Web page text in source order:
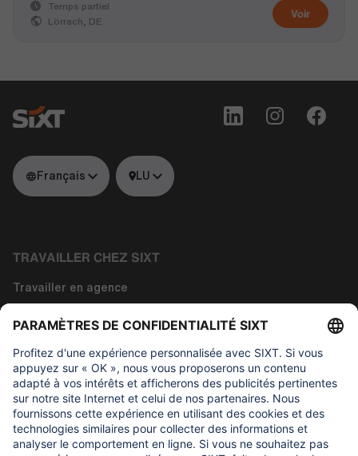
Voir
Temps partiel
Lörrach, DE
Français LU
TRAVAILLER CHEZ SIXT
Travailler en agence
Travailler dans les fonctions siège
Travailler dans la technologie
À propos de nous
CE QUI NOUS IMPORTONS
Fondation d'aide aux enfants Regine Sixt